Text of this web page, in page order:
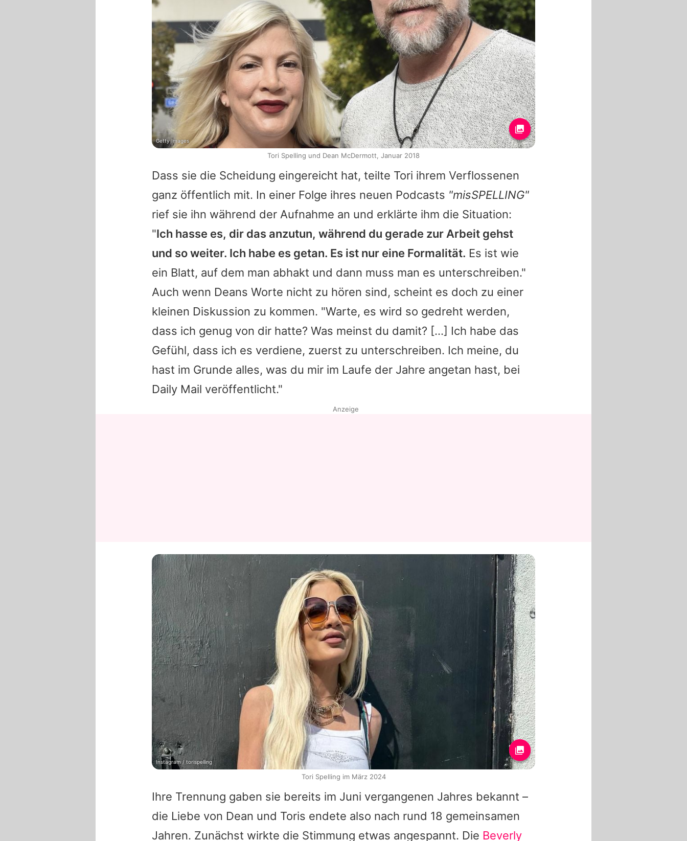
Dass sie die Scheidung eingereicht hat, teilte Tori ihrem Verflossenen
ganz öffentlich mit. In einer Folge ihres neuen Podcasts "misSPELLING"
rief sie ihn während der Aufnahme an und erklärte ihm die Situation:
"Ich hasse es, dir das anzutun, während du gerade zur Arbeit gehst
und so weiter. Ich habe es getan. Es ist nur eine Formalität. Es ist wie
ein Blatt, auf dem man abhakt und dann muss man es unterschreiben."
Auch wenn Deans Worte nicht zu hören sind, scheint es doch zu einer
kleinen Diskussion zu kommen. "Warte, es wird so gedreht werden,
dass ich genug von dir hatte? Was meinst du damit? [...] Ich habe das
Gefühl, dass ich es verdiene, zuerst zu unterschreiben. Ich meine, du
hast im Grunde alles, was du mir im Laufe der Jahre angetan hast, bei
Daily Mail veröffentlicht."
Ihre Trennung gaben sie bereits im Juni vergangenen Jahres bekannt –
die Liebe von Dean und Toris endete also nach rund 18 gemeinsamen
Jahren. Zunächst wirkte die Stimmung etwas angespannt. Die Beverly
Getty Images
Tori Spelling und Dean McDermott, Januar 2018
Anzeige
Instagram / torispelling
Tori Spelling im März 2024